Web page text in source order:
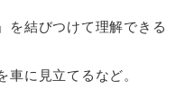
結びつけて理解できる
に見立てるなど。